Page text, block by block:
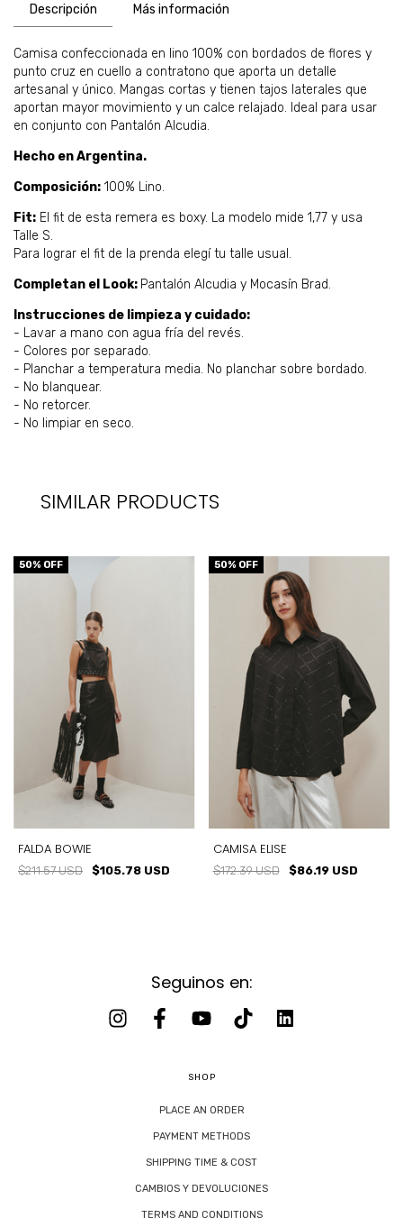
Descripción Más información
Camisa confeccionada en lino 100% con bordados de flores y
punto cruz en cuello a contratono que aporta un detalle
artesanal y único. Mangas cortas y tienen tajos laterales que
aportan mayor movimiento y un calce relajado. Ideal para usar
en conjunto con Pantalón Alcudia.
Hecho en Argentina.
Composición: 100% Lino.
Fit: El fit de esta remera es boxy. La modelo mide 1,77 y usa
Talle S.
Para lograr el fit de la prenda elegí tu talle usual.
Completan el Look: Pantalón Alcudia y Mocasín Brad.
Instrucciones de limpieza y cuidado:
- Lavar a mano con agua fría del revés.
- Colores por separado.
- Planchar a temperatura media. No planchar sobre bordado.
- No blanquear.
- No retorcer.
- No limpiar en seco.
SIMILAR PRODUCTS
50% OFF
FALDA BOWIE
$211.57 USD $105.78 USD
50% OFF
CAMISA ELISE
$172.39 USD $86.19 USD
Seguinos en:
SHOP
PLACE AN ORDER
PAYMENT METHODS
SHIPPING TIME & COST
CAMBIOS Y DEVOLUCIONES
TERMS AND CONDITIONS